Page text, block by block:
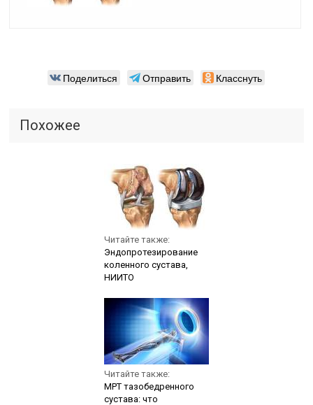
Поделиться Отправить Класснуть
Похожее
Читайте также:
Эндопротезирование
коленного сустава,
НИИТО
Читайте также:
МРТ тазобедренного
сустава: что